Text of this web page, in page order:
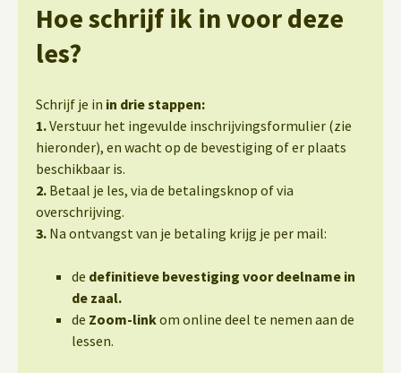
Hoe schrijf ik in voor deze
les?
Schrijf je in in drie stappen:
1.Verstuur het ingevulde inschrijvingsformulier (zie
hieronder), en wacht op de bevestiging of er plaats
beschikbaar is.
2. Betaal je les, via de betalingsknop of via
overschrijving.
3. Na ontvangst van je betaling krijg je per mail:
de definitieve bevestiging voor deelname in
de zaal.
de Zoom-linkom online deel te nemen aan de
lessen.